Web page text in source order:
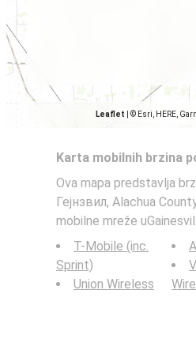
Leaflet © Esri, HERE,
Karta mobilnih brzina
Ova mapa predstavlja
Гејнзвил, Alachua
mobilne mreže
T-Mobile (inc.
Sprint)
Union Wireless